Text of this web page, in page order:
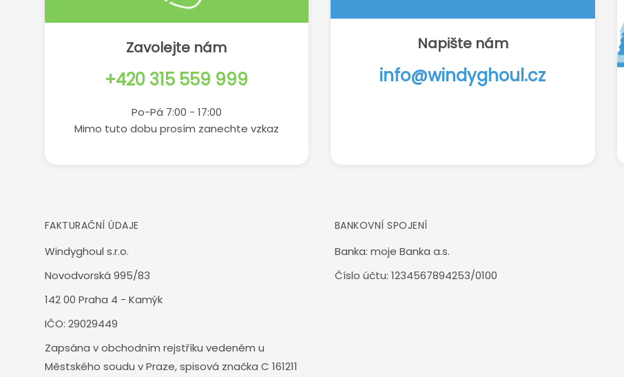
Zavolejte nám
+420 315 559 999
Po-Pá 7:00 - 17:00
Mimo tuto dobu prosím zanechte vzkaz
Napište nám
info@windyghoul.cz
FAKTURAČNÍ ÚDAJE
Windyghoul s.r.o.
Novodvorská 995/83
142 00 Praha 4 - Kamýk
IČO: 29029449
Zapsána v obchodním rejstříku vedeném u
Městského soudu v Praze, spisová značka C 161211
BANKOVNÍ SPOJENÍ
Banka: moje Banka a.s.
Číslo účtu: 1234567894253/0100